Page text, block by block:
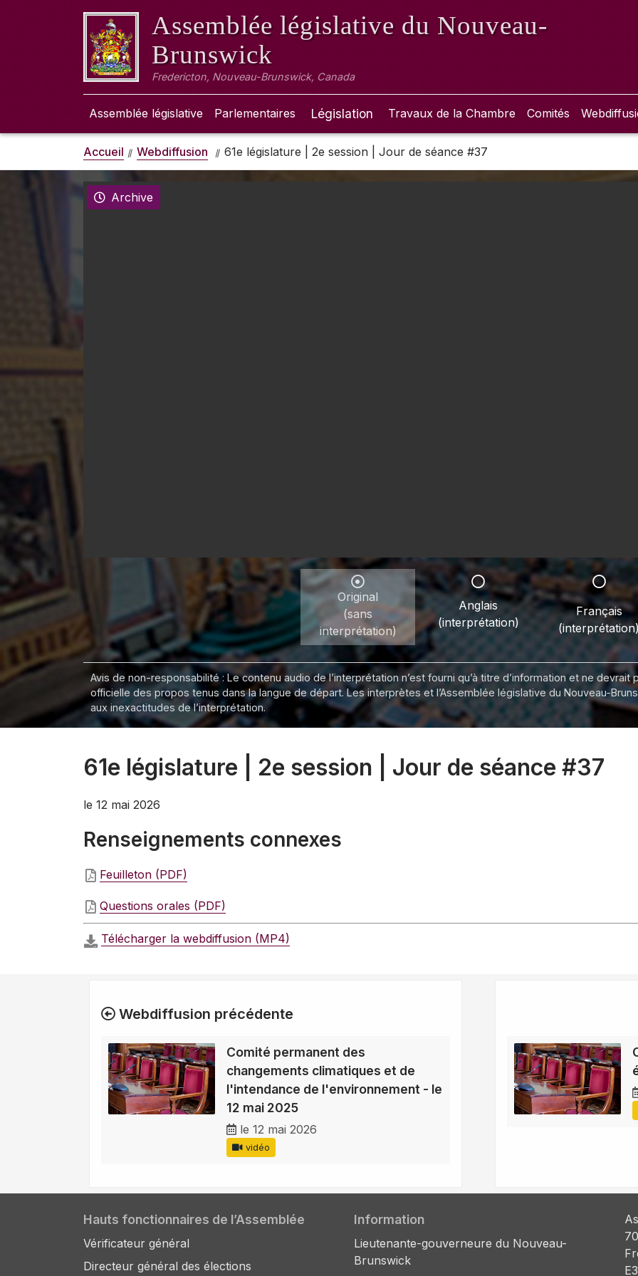
Assemblée législative du Nouveau-
Brunswick
Fredericton, Nouveau-Brunswick, Canada
Assemblée législative Parlementaires Législation Travaux de la Chambre Comités
Accueil Webdiffusion 61e législature | 2e session | Jour de séance #37
Archive
Original
(sans
interprétation)
Anglais
(interprétation)
Français
Avis de non-responsabilité : Le contenu audio de l’interprétation n’est fourni qu’à titre d’information et ne
officielle des propos tenus dans la langue de départ. Les interprètes et l’Assemblée législative du Nouveau-
aux inexactitudes de l’interprétation.
61e législature | 2e session | Jour de séance #37
le 12 mai 2026
Renseignements connexes
Feuilleton (PDF)
Questions orales (PDF)
Télécharger la webdiffusion (MP4)
Webdiffusion précédente
Comité permanent des
changements climatiques et de
l'intendance de l'environnement - le
12 mai 2025
le 12 mai 2026
vidéo
Hauts fonctionnaires de l’Assemblée
Vérificateur général
Directeur général des élections
Information
Lieutenante-gouverneure du Nouveau-
Brunswick